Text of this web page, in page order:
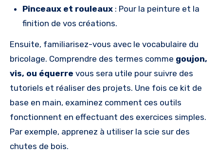
Pinceaux et rouleaux : Pour la peinture et la
finition de vos créations.
Ensuite, familiarisez-vous avec le vocabulaire du
bricolage. Comprendre des termes comme goujon,
vis, ou équerre vous sera utile pour suivre des
tutoriels et réaliser des projets. Une fois ce kit de
base en main, examinez comment ces outils
fonctionnent en effectuant des exercices simples.
Par exemple, apprenez à utiliser la scie sur des
chutes de bois.